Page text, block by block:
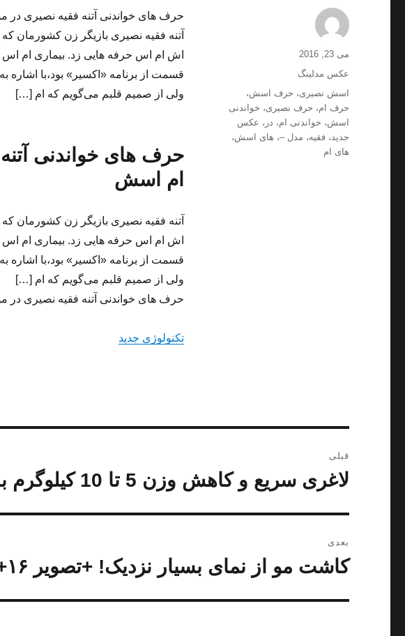
حرف های خواندنی آتنه فقیه نصیری در
آتنه فقیه نصیری بازیگر زن کشورمان
اش ام اس حرفه هایی زد. بیماری ام اس
قسمت از برنامه «اکسیر» بود،با
ولی از صمیم قلبم می‌گویم که ام […]
حرف های خواندنی
ام اسش
آتنه فقیه نصیری بازیگر زن کشورمان
اش ام اس حرفه هایی زد. بیماری ام اس
قسمت از برنامه «اکسیر» بود،با
ولی از صمیم قلبم می‌گویم که ام […]
حرف های خواندنی آتنه فقیه نصیری در
تکنولوژی جدید
نویسنده
ارسال
شده
می 23, 2016
دسته‌ها
عکس مدلینگ
برچسب‌ها
اسش نصیری، حرف اسش،
حرف ام، حرف نصیری، خواندنی
اسش، خواندنی ام، در ، عکس
جدید،فقیه، مدل –، های اسش،
های ام
نوشته
قبلی
نوشته
لاغری سریع و کاهش وزن 5 تا 10 کیلوگرم با روش های ساده
بعدی
نوشته
کاشت مو از نمای بسیار نزدیک! +تصویر ۱۶+